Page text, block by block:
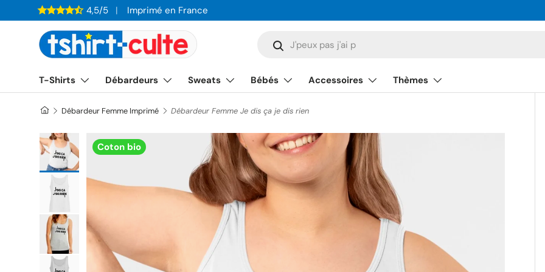
ALLER AU CONTENU
4,5/5 Imprimé en France
Recherche
Rechercher
T-Shirts Débardeurs Sweats Bébés Accessoires Thèmes
Débardeur Femme Imprimé Débardeur Femme Je dis ça je dis rien
Coton bio
Charger l’image 1 dans la vue de galerie
Charger l’image 2 dans la vue de galerie
Charger l’image 3 dans la vue de galerie
Charger l’image 4 dans la vue de galerie